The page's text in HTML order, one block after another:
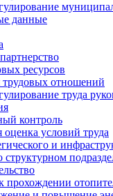
данные
ресурсов
трудовых отношений
труда
контроль
условий труда
и
прохождении